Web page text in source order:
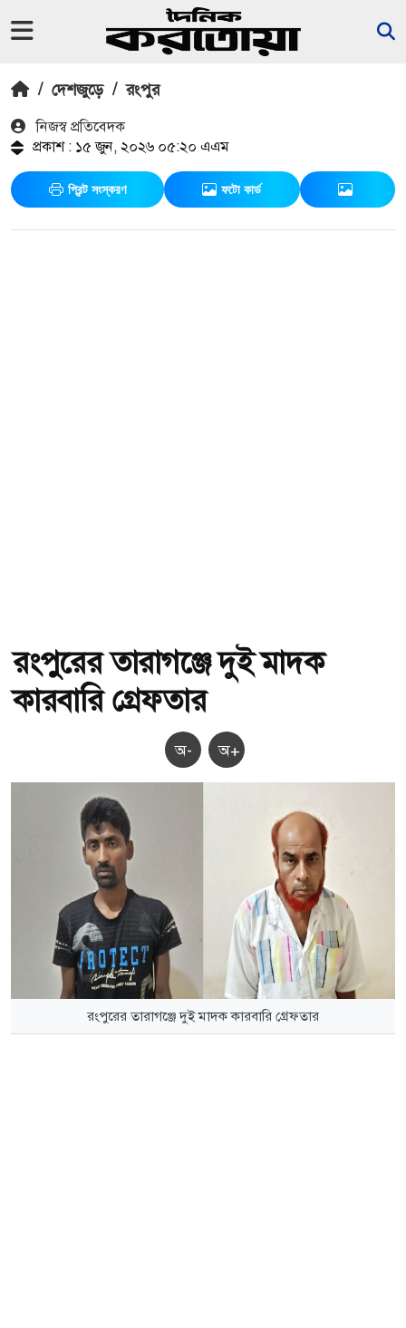
/ দেশজুড়ে / রংপুর
নিজস্ব প্রতিবেদক
প্রকাশ : ১৫ জুন, ২০২৬ ০৫:২০ এএম
প্রিন্ট সংস্করণ ফটো কার্ড
রংপুরের তারাগঞ্জে দুই মাদক
কারবারি গ্রেফতার
অ- অ+
রংপুরের তারাগঞ্জে দুই মাদক কারবারি গ্রেফতার